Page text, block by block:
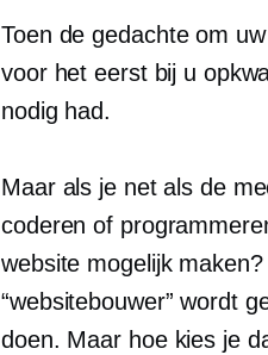
Toen de gedachte om
voor het eerst bij u
nodig had.
Maar als je net als de
coderen of
website mogelijk
“websitebouwer” wordt
doen. Maar hoe kies je